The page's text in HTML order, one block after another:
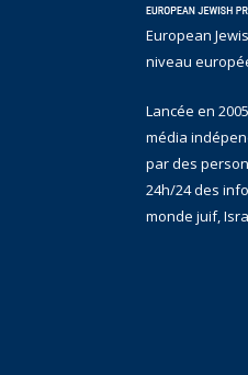
European
niveau
Lancée en
média
par des
24h/24 des
monde juif,